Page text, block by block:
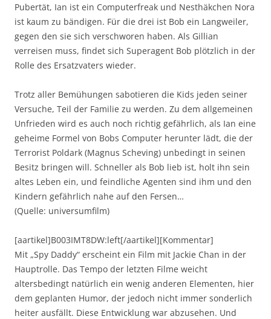
Pubertät, Ian ist ein Computerfreak und Nesthäkchen Nora
ist kaum zu bändigen. Für die drei ist Bob ein Langweiler,
gegen den sie sich verschworen haben. Als Gillian
verreisen muss, findet sich Superagent Bob plötzlich in der
Rolle des Ersatzvaters wieder.
Trotz aller Bemühungen sabotieren die Kids jeden seiner
Versuche, Teil der Familie zu werden. Zu dem allgemeinen
Unfrieden wird es auch noch richtig gefährlich, als Ian eine
geheime Formel von Bobs Computer herunter lädt, die der
Terrorist Poldark (Magnus Scheving) unbedingt in seinen
Besitz bringen will. Schneller als Bob lieb ist, holt ihn sein
altes Leben ein, und feindliche Agenten sind ihm und den
Kindern gefährlich nahe auf den Fersen…
(Quelle: universumfilm)
[aartikel]B003IMT8DW:left[/aartikel][Kommentar]
Mit „Spy Daddy“ erscheint ein Film mit Jackie Chan in der
Hauptrolle. Das Tempo der letzten Filme weicht
altersbedingt natürlich ein wenig anderen Elementen, hier
dem geplanten Humor, der jedoch nicht immer sonderlich
heiter ausfällt. Diese Entwicklung war abzusehen. Und